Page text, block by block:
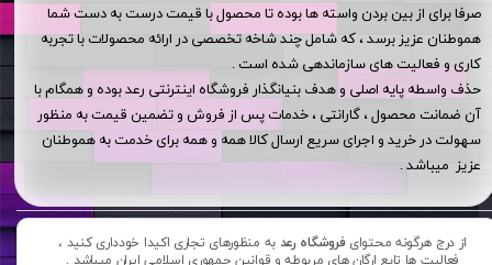
صرفا برای از بین بردن واسته ها بوده تا محصول با قیمت درست به دست شما
هموطنان عزیز برسد ، که شامل چند شاخه تخصصی در ارائه محصولات با تجربه
کاری و فعالیت های سازماندهی شده است .
حذف واسطه پایه اصلی و هدف بنیانگذار فروشگاه اینترنتی رعد بوده و همگام با
آن ضمانت محصول ، گارانتی ، خدمات پس از فروش و تضمین قیمت به منظور
سهولت در خرید و اجرای سریع ارسال کالا همه و همه برای خدمت به هموطنان
عزیز میباشد .
از درج هرگونه محتوایفروشگاه رعد به منظورهای تجاری اکیدا خودداری کنید ،
فعالیت ها تابع ارگان های مربوطه و قوانین جمهوری اسلامی ایران میباشد .​​​​​​​